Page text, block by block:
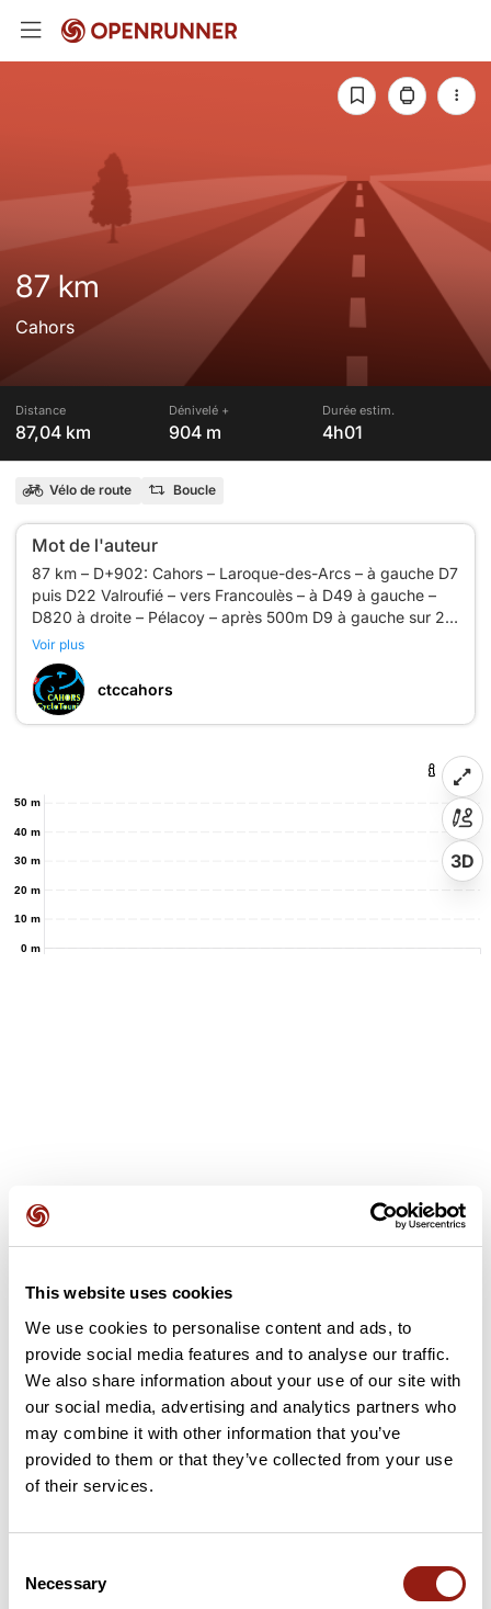
This website uses cookies
We use cookies to personalise content and ads, to
provide social media features and to analyse our traffic.
We also share information about your use of our site with
our social media, advertising and analytics partners who
may combine it with other information that you’ve
provided to them or that they’ve collected from your use
of their services.
Selection
Necessary
87 km
Cahors
Distance
87,04 km
Dénivelé +
904 m
Durée estim.
4h01
Vélo de route Boucle
Mot de l'auteur
87 km – D+902: Cahors – Laroque-des-Arcs – à gauche D7
puis D22 Valroufié – vers Francoulès – à D49 à gauche –
D820 à droite – Pélacoy – après 500m D9 à gauche sur 2,5
km – VC à droite – Gigouzac – D23/D5/D23 – St-Germain-
du-Bel-Air – Pont de Rhodes – VC en face – à D2 à droite –
D17 à droite – Vaillac – Labastide-Murat – D677 à droite –
D32 à gauche – St-Sauveur-la-Vallée – St-Martin-de-Vers -
Voir plus
ctccahors
0 m
10 m
20 m
30 m
40 m
50 m
3D
Avis des utilisateurs
Soyez le premier à ajouter un avis !
Ajouter un avis
Résumé
Découvrez ce parcours de vélo de 87 km à proximité de